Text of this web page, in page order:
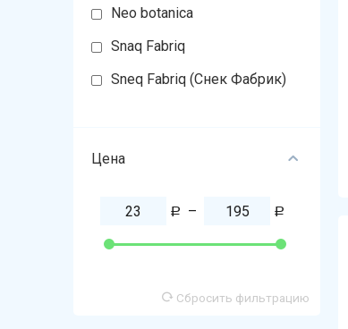
Neo botanica
Snaq Fabriq
Sneq Fabriq (Снек Фабрик)
Цена
Р – Р
Сбросить фильтрацию